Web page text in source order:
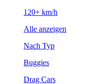
120+ km/h
Alle anzeigen
Nach Typ
Buggies
Drag Cars